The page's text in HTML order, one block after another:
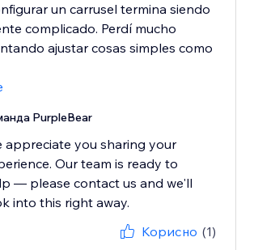
un carrusel termina siendo
complicado. Perdí mucho
ajustar cosas simples como
PurpleBear
appreciate you sharing your
Our team is ready to
— please contact us and we'll
into this right away.
Корисно (1)